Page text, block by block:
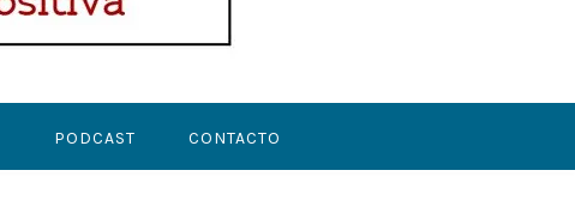
PODCAST CONTACTO